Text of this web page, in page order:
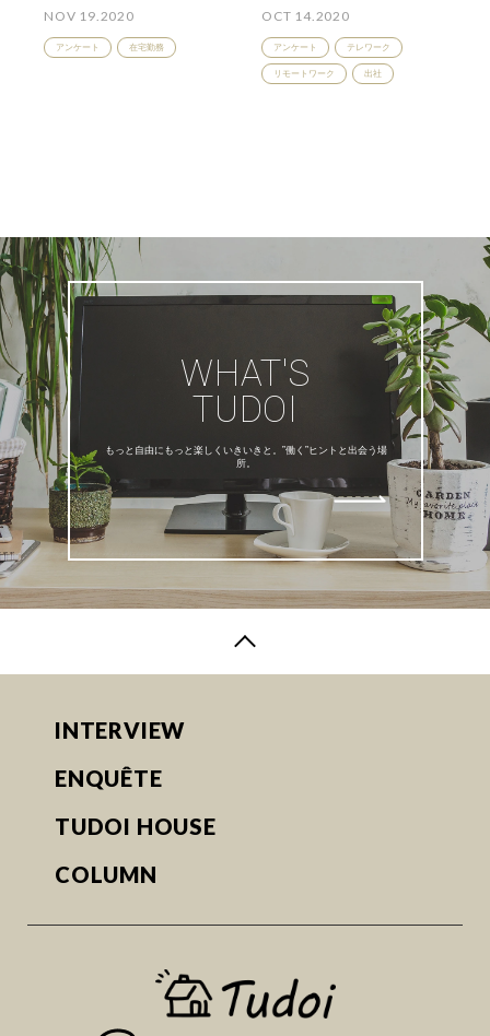
NOV 19.2020
アンケート 在宅勤務
OCT 14.2020
アンケート テレワーク
リモートワーク 出社
WHAT'S
TUDOI
もっと自由にもっと楽しくいきいきと。”働く”ヒントと出会う場
所。
INTERVIEW
ENQUÊTE
TUDOI HOUSE
COLUMN